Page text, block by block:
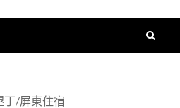
丁/屏東住宿